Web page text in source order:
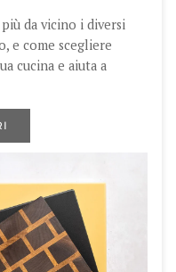
da vicino i diversi
e come scegliere
cucina e aiuta a